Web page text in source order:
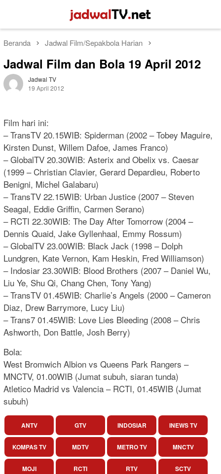
konten
Mobile
Beranda Jadwal Film/Sepakbola Harian
Jadwal Film dan Bola 19 April 2012
Jadwal TV
19 April 2012
Film hari ini:
– TransTV 20.15WIB: Spiderman (2002 – Tobey Maguire,
Kirsten Dunst, Willem Dafoe, James Franco)
– GlobalTV 20.30WIB: Asterix and Obelix vs. Caesar
(1999 – Christian Clavier, Gerard Depardieu, Roberto
Benigni, Michel Galabaru)
– TransTV 22.15WIB: Urban Justice (2007 – Steven
Seagal, Eddie Griffin, Carmen Serano)
– RCTI 22.30WIB: The Day After Tomorrow (2004 –
Dennis Quaid, Jake Gyllenhaal, Emmy Rossum)
– GlobalTV 23.00WIB: Black Jack (1998 – Dolph
Lundgren, Kate Vernon, Kam Heskin, Fred Williamson)
– Indosiar 23.30WIB: Blood Brothers (2007 – Daniel Wu,
Liu Ye, Shu Qi, Chang Chen, Tony Yang)
– TransTV 01.45WIB: Charlie’s Angels (2000 – Cameron
Diaz, Drew Barrymore, Lucy Liu)
– Trans7 01.45WIB: Love Lies Bleeding (2008 – Chris
Ashworth, Don Battle, Josh Berry)
Bola:
West Bromwich Albion vs Queens Park Rangers –
MNCTV, 01.00WIB (Jumat subuh, siaran tunda)
Atletico Madrid vs Valencia – RCTI, 01.45WIB (Jumat
subuh)
ANTV GTV INDOSIAR INEWS TV
KOMPAS TV MDTV METRO TV MNCTV
MOJI RCTI RTV SCTV